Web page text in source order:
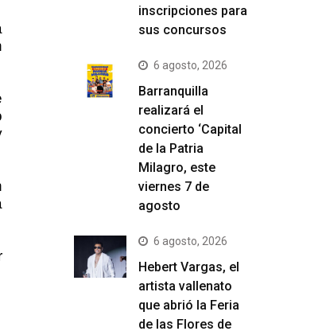
inscripciones para
sus concursos
6 agosto, 2026
Barranquilla
realizará el
concierto ‘Capital
de la Patria
Milagro, este
viernes 7 de
agosto
6 agosto, 2026
Hebert Vargas, el
artista vallenato
que abrió la Feria
de las Flores de